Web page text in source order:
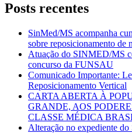
Posts recentes
SinMed/MS acompanha
sobre reposicionamento de
Atuação do SINMED/MS
concurso da FUNSAU
Comunicado Importante:
Reposicionamento Vertical
CARTA ABERTA À
GRANDE, AOS
CLASSE MÉDICA
Alteração no expediente